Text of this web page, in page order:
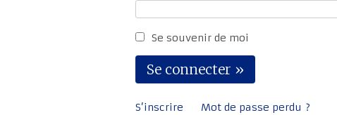
Se souvenir de moi
S’inscrire Mot de passe perdu ?